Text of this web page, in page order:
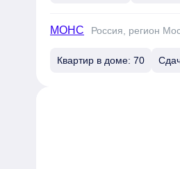
МОНС Россия, регион
Квартир в доме: 70